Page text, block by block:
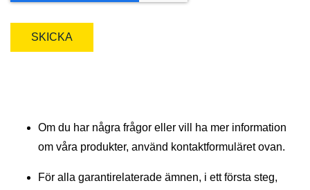
Om du har några frågor eller vill ha mer information
om våra produkter, använd kontaktformuläret ovan.
För alla garantirelaterade ämnen, i ett första steg,